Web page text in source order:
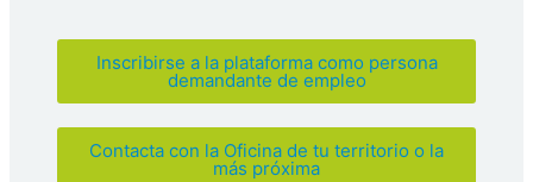
Inscribirse a la plataforma como persona
demandante de empleo
Contacta con la Oficina de tu territorio o la
más próxima